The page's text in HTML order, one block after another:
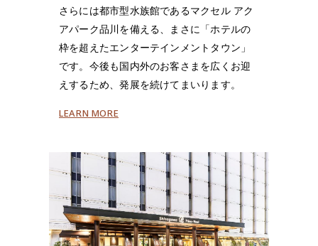
さらには都市型水族館であるマクセル アク
アパーク品川を備える、まさに「ホテルの
枠を超えたエンターテインメントタウン」
です。今後も国内外のお客さまを広くお迎
えするため、発展を続けてまいります。
LEARN MORE